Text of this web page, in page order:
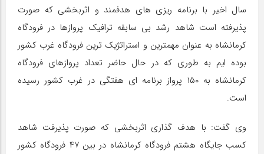
سال اخیر با برنامه ریزی های هدفمند و اثربخشی که صورت
پذیرفته است شاهد رشد بی سابقه ترافیک پروازها در فرودگاه
کرمانشاه به عنوان مهمترین و استراتژیک ترین فرودگاه غرب کشور
بوده ایم به طوری که در حال حاضر تعداد پروازهای فرودگاه
کرمانشاه به ۱۵۰ پرواز برنامه ای هفتگی در غرب کشور رسیده
است.
وی گفت: با هدف گذاری اثربخشی که صورت پذیرفت شاهد
کسب جایگاه هشتم فرودگاه کرمانشاه در بین ۴۷ فرودگاه کشور